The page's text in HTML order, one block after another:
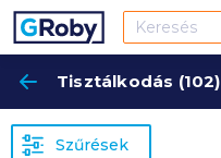
Tisztálkodás (102)
Szűrések